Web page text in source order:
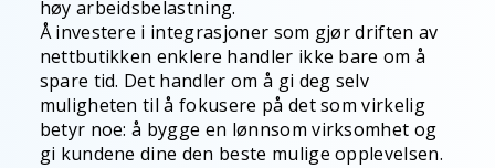
høy arbeidsbelastning.
Å investere i integrasjoner som gjør driften av
nettbutikken enklere handler ikke bare om å
spare tid. Det handler om å gi deg selv
muligheten til å fokusere på det som virkelig
betyr noe: å bygge en lønnsom virksomhet og
gi kundene dine den beste mulige opplevelsen.